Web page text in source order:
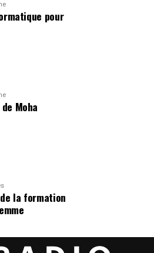
pour
Moha
la formation